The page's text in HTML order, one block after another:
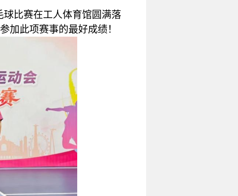
比赛在工人体育馆圆满落
加此项赛事的最好成绩！